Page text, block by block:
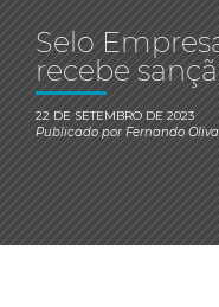
Selo
recebe
22 DE SETEMBRO DE 2023
Publicado porFernando